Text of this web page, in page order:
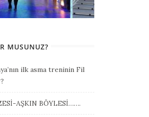
MUSUNUZ?
ilk asma treninin Fil
AŞKIN BÖYLESİ…….